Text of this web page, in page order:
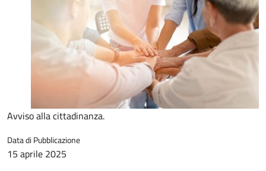
Avviso alla cittadinanza.
Data di Pubblicazione
15 aprile 2025